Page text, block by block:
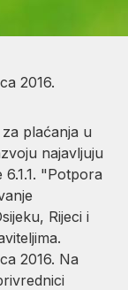
2016.
plaćanja u
najavljuju
"Potpora
Rijeci i
2016. Na